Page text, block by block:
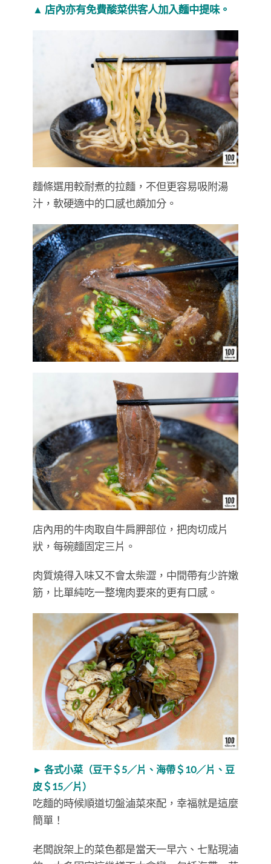
▲ 店內亦有免費酸菜供客人加入麵中提味。
麵條選用較耐煮的拉麵，不但更容易吸附湯
汁，軟硬適中的口感也頗加分。
店內用的牛肉取自牛肩胛部位，把肉切成片
狀，每碗麵固定三片。
肉質燒得入味又不會太柴澀，中間帶有少許嫩
筋，比單純吃一整塊肉要來的更有口感。
► 各式小菜（豆干＄5／片、海帶＄10／片、豆
皮＄15／片）
吃麵的時候順道切盤滷菜來配，幸福就是這麼
簡單！
老闆說架上的菜色都是當天一早六、七點現滷